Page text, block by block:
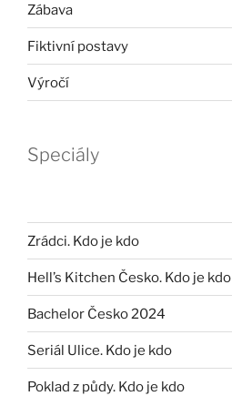
Zábava
Fiktivní postavy
Výročí
Speciály
Zrádci. Kdo je kdo
Hell’s Kitchen Česko. Kdo je kdo
Bachelor Česko 2024
Seriál Ulice. Kdo je kdo
Poklad z půdy. Kdo je kdo